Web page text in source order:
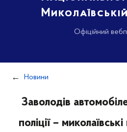
Офіційний
Новини
Заволодів
поліції –